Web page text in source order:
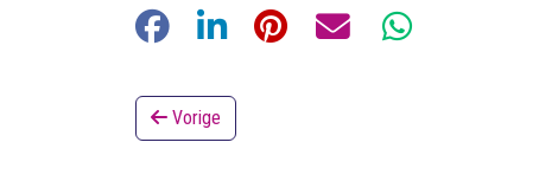
FacebookLinkedIn Pinterest E-mailWhatsApp
Vorige